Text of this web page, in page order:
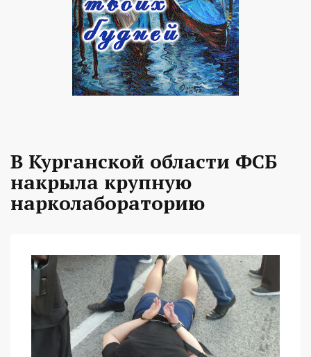
В Курганской области ФСБ
накрыла крупную
нарколабораторию